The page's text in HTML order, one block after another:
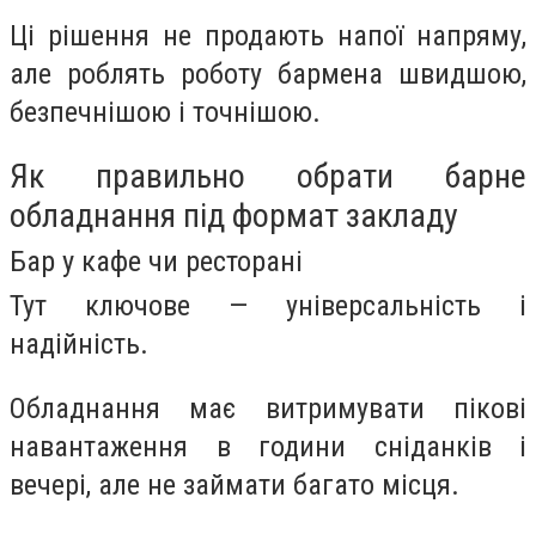
Ці рішення не продають напої напряму,
але роблять роботу бармена швидшою,
безпечнішою і точнішою.
Як правильно обрати барне
обладнання під формат закладу
Бар у кафе чи ресторані
Тут ключове — універсальність і
надійність.
Обладнання має витримувати пікові
навантаження в години сніданків і
вечері, але не займати багато місця.